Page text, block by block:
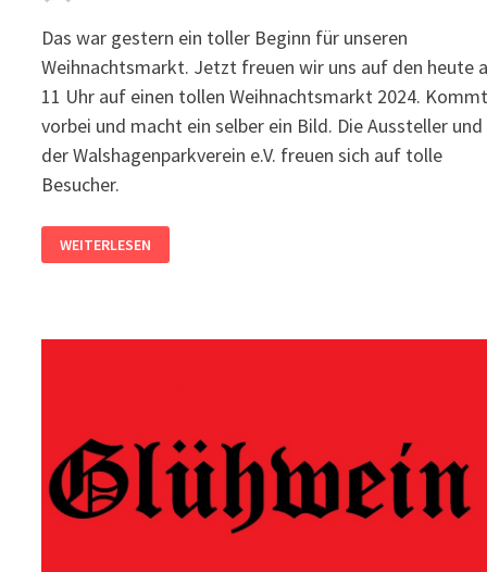
Das war gestern ein toller Beginn für unseren
Weihnachtsmarkt. Jetzt freuen wir uns auf den heute
11 Uhr auf einen tollen Weihnachtsmarkt 2024. Kommt
vorbei und macht ein selber ein Bild. Die Aussteller und
der Walshagenparkverein e.V. freuen sich auf tolle
Besucher.
EINSTIEG
FÜR
WALSHAGENPARK.
WEITERLESEN